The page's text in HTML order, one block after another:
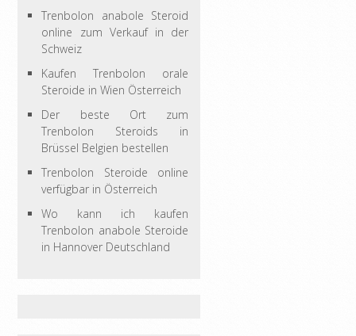
Trenbolon anabole Steroid
online zum Verkauf in der
Schweiz
Kaufen Trenbolon orale
Steroide in Wien Österreich
Der beste Ort zum
Trenbolon Steroids in
Brüssel Belgien bestellen
Trenbolon Steroide online
verfügbar in Österreich
Wo kann ich kaufen
Trenbolon anabole Steroide
in Hannover Deutschland